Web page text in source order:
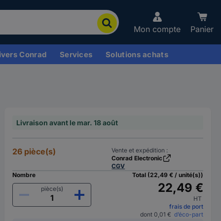
Mon compte Panier
Conrad Services Solutions achats
Livraison avant le mar. 18 août
26 pièce(s)
Vente et expédition :
Conrad Electronic
CGV
Nombre
pièce(s)
Total (22,49 € / unité(s))
22,49 €
HT
frais de port
dont 0,01 € d’éco-part